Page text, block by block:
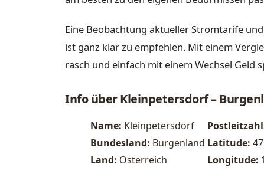
Eine Beobachtung aktueller Stromtarife
ist ganz klar zu empfehlen. Mit einem
rasch und einfach mit einem Wechsel Geld
Info über Kleinpetersdorf –
Name: Kleinpetersdorf
Bundesland: Burgenland Latitude:
Land: Österreich Longitude: